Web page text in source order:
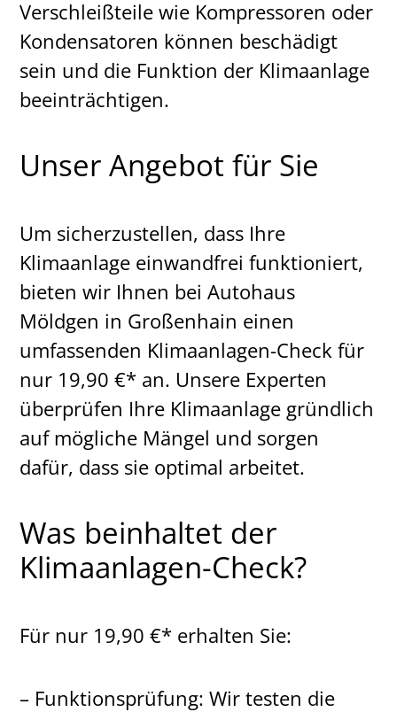
Verschleißteile wie Kompressoren oder
Kondensatoren können beschädigt
sein und die Funktion der Klimaanlage
beeinträchtigen.
Unser Angebot für Sie
Um sicherzustellen, dass Ihre
Klimaanlage einwandfrei funktioniert,
bieten wir Ihnen bei Autohaus
Möldgen in Großenhain einen
umfassenden Klimaanlagen-Check für
nur 19,90 €* an. Unsere Experten
überprüfen Ihre Klimaanlage gründlich
auf mögliche Mängel und sorgen
dafür, dass sie optimal arbeitet.
Was beinhaltet der
Klimaanlagen-Check?
Für nur 19,90 €* erhalten Sie:
– Funktionsprüfung: Wir testen die